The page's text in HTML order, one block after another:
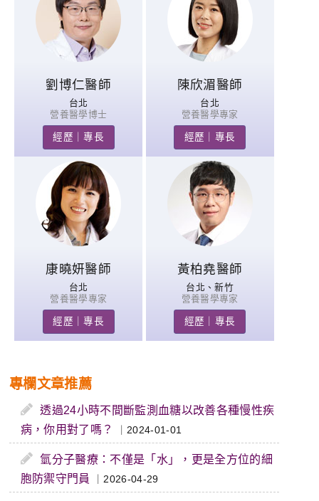
劉博仁醫師
台北
營養醫學博士
經歷｜專長
陳欣湄醫師
台北
營養醫學專家
經歷｜專長
康曉妍醫師
台北
營養醫學專家
經歷｜專長
黃柏堯醫師
台北、新竹
營養醫學專家
經歷｜專長
專欄文章推薦
透過24小時不間斷監測血糖以改善各種慢性疾
病，你用對了嗎？
｜2024-01-01
氫分子醫療：不僅是「水」，更是全方位的細
胞防禦守門員
｜2026-04-29